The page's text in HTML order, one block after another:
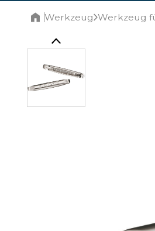
Werkzeug Werkzeug